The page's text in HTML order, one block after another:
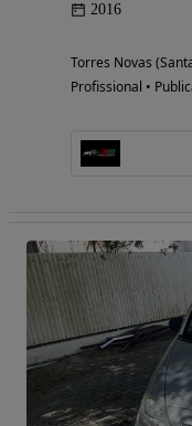
2016
Torres Novas
Profissional •